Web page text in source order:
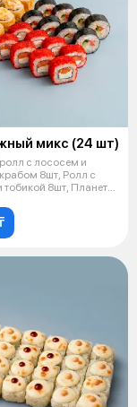
микс (24 шт)
с лососем и
8шт, Ролл с
8шт, Планета